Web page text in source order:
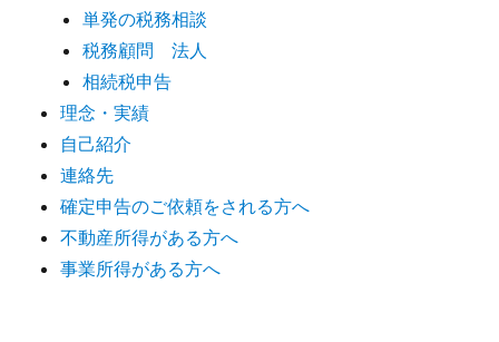
単発の税務相談
税務顧問 法人
相続税申告
理念・実績
自己紹介
連絡先
確定申告のご依頼をされる方へ
不動産所得がある方へ
事業所得がある方へ